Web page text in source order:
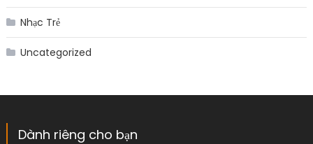
Nhạc Trẻ
Uncategorized
Dành riêng cho bạn